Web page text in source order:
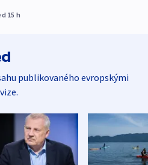
15 h
publikovaného evropskými